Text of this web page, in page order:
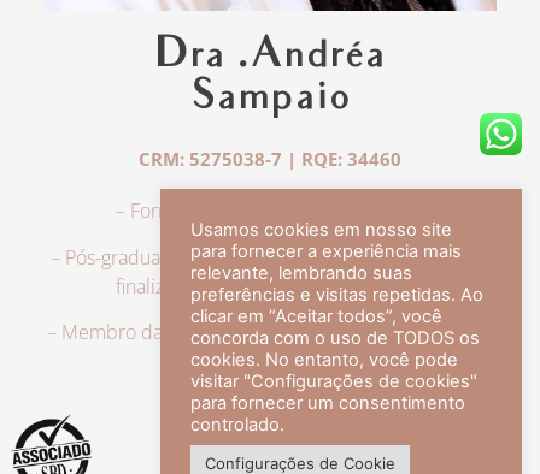
Dra .Andréa
Sampaio
CRM: 5275038-7 | RQE: 34460
– Formação em Medicina pela UFRJ.
– Pós-graduação em Dermatologia pela UFRJ, tendo
finalizado a especialização em 2007.
– Membro da Sociedade Brasileira de Dermatologia,
com título de especialista.
veja mais +
Usamos cookies em nosso site
para fornecer a experiência mais
relevante, lembrando suas
preferências e visitas repetidas. Ao
clicar em “Aceitar todos”, você
concorda com o uso de TODOS os
cookies. No entanto, você pode
visitar "Configurações de cookies"
para fornecer um consentimento
controlado.
Configurações de Cookie